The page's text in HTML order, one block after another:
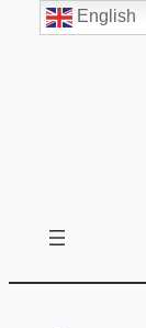
English